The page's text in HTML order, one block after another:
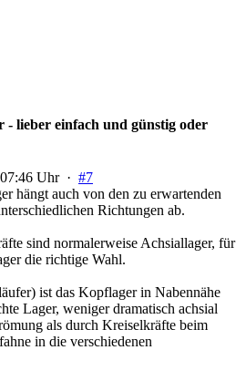
- lieber einfach und günstig oder
Uhr · #7
hängt auch von den zu erwartenden
Richtungen ab.
sind normalerweise Achsiallager, für
die richtige Wahl.
ist das Kopflager in Nabennähe
Lager, weniger dramatisch achsial
als durch Kreiselkräfte beim
in die verschiedenen